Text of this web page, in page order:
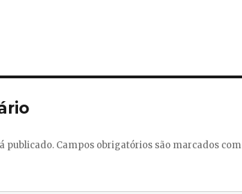
publicado. Campos obrigatórios são marcados com